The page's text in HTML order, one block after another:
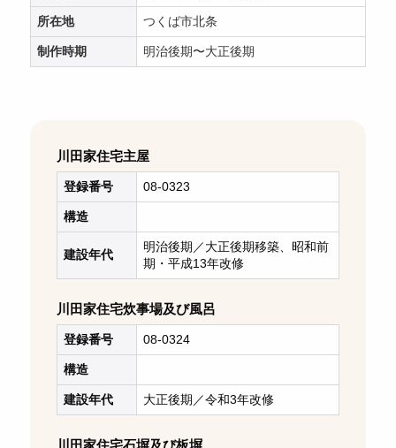
所在地 つくば市北条
制作時期 明治後期〜大正後期
川田家住宅主屋
登録番号 08-0323
構造
建設年代
明治後期／大正後期移築、昭和前
期・平成13年改修
川田家住宅炊事場及び風呂
登録番号 08-0324
構造
建設年代 大正後期／令和3年改修
川田家住宅石塀及び板塀